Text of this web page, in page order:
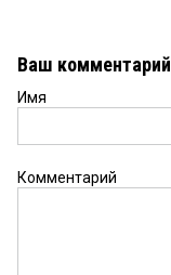
Ваш комментарий
Имя
Комментарий